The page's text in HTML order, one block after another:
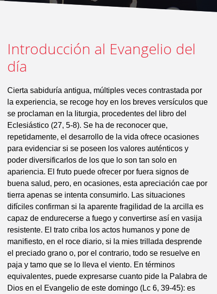
Introducción al Evangelio del
día
Cierta sabiduría antigua, múltiples veces contrastada por
la experiencia, se recoge hoy en los breves versículos que
se proclaman en la liturgia, procedentes del libro del
Eclesiástico (27, 5-8). Se ha de reconocer que,
repetidamente, el desarrollo de la vida ofrece ocasiones
para evidenciar si se poseen los valores auténticos y
poder diversificarlos de los que lo son tan solo en
apariencia. El fruto puede ofrecer por fuera signos de
buena salud, pero, en ocasiones, esta apreciación cae por
tierra apenas se intenta consumirlo. Las situaciones
difíciles confirman si la aparente fragilidad de la arcilla es
capaz de endurecerse a fuego y convertirse así en vasija
resistente. El trato criba los actos humanos y pone de
manifiesto, en el roce diario, si la mies trillada desprende
el preciado grano o, por el contrario, todo se resuelve en
paja y tamo que se lo lleva el viento. En términos
equivalentes, puede expresarse cuanto pide la Palabra de
Dios en el Evangelio de este domingo (Lc 6, 39-45): es